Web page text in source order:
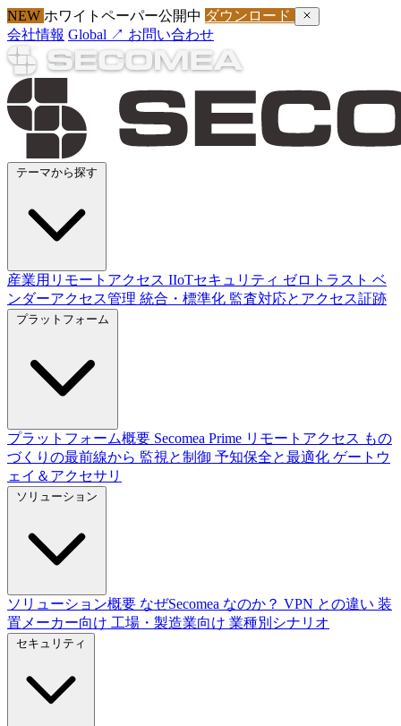
NEW ホワイトペーパー公開中 ダウンロード
会社情報 Global ↗ お問い合わせ
産業用リモートアクセス IIoTセキュリティ ゼロトラスト ベ
ンダーアクセス管理 統合・標準化 監査対応とアクセス証跡
プラットフォーム概要 Secomea Prime リモートアクセス もの
づくりの最前線から 監視と制御 予知保全と最適化 ゲートウ
ェイ＆アクセサリ
ソリューション概要 なぜSecomea なのか？ VPN との違い 装
置メーカー向け 工場・製造業向け 業種別シナリオ